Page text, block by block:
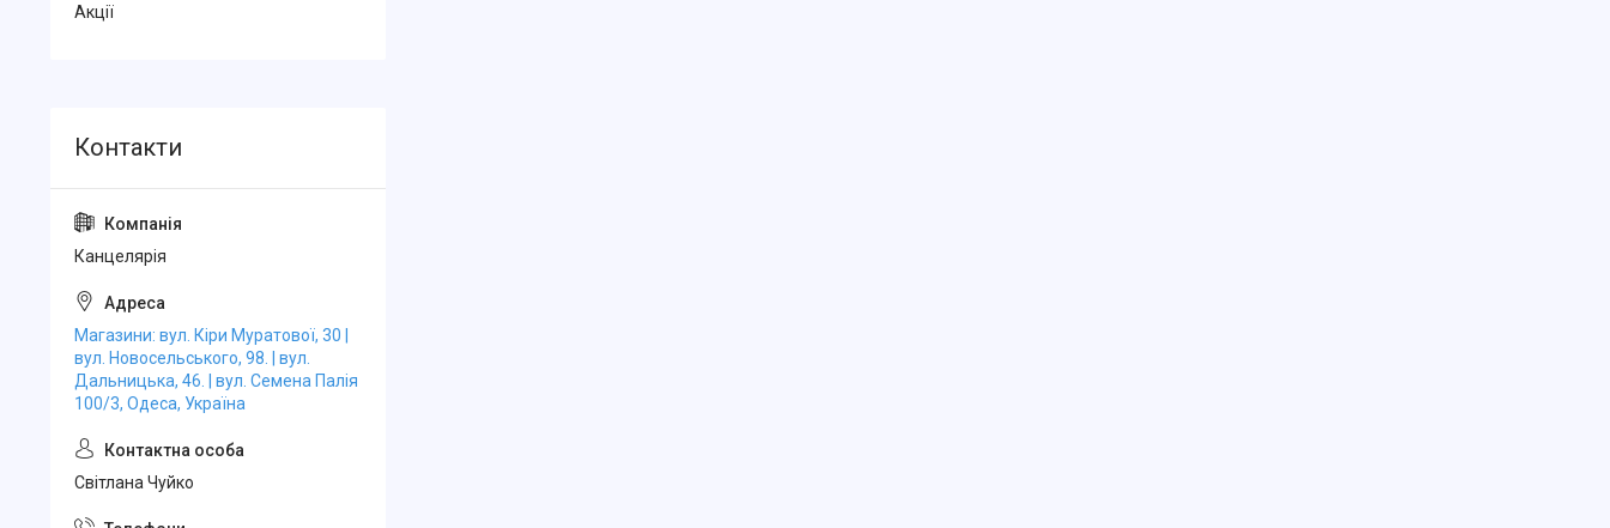
Акції
Канцелярiя
Магазини: вул. Кіри Муратової, 30 |
вул. Новосельського, 98. | вул.
Дальницька, 46. | вул. Семена Палія
100/3, Одеса, Україна
Свiтлана Чуйко